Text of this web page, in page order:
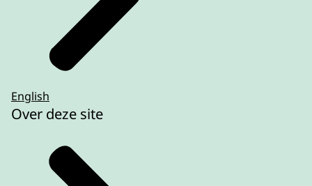
English
Over deze site